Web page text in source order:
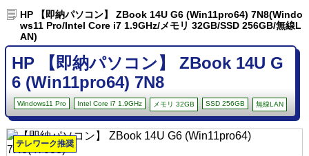
HP 【即納パソコン】 ZBook 14U G6 (Win11pro64) 7N8(Windo
ws11 Pro/Intel Core i7 1.9GHz/メモリ 32GB/SSD 256GB/無線L
AN)
HP 【即納パソコン】 ZBook 14U G
6 (Win11pro64) 7N8
Windows11 Pro Intel Core i7 1.9GHz メモリ 32GB SSD 256GB 無線LAN
テレワーク推奨